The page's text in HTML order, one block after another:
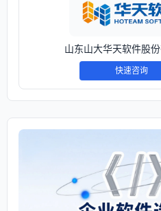
山东山大华天软件股
快速咨询